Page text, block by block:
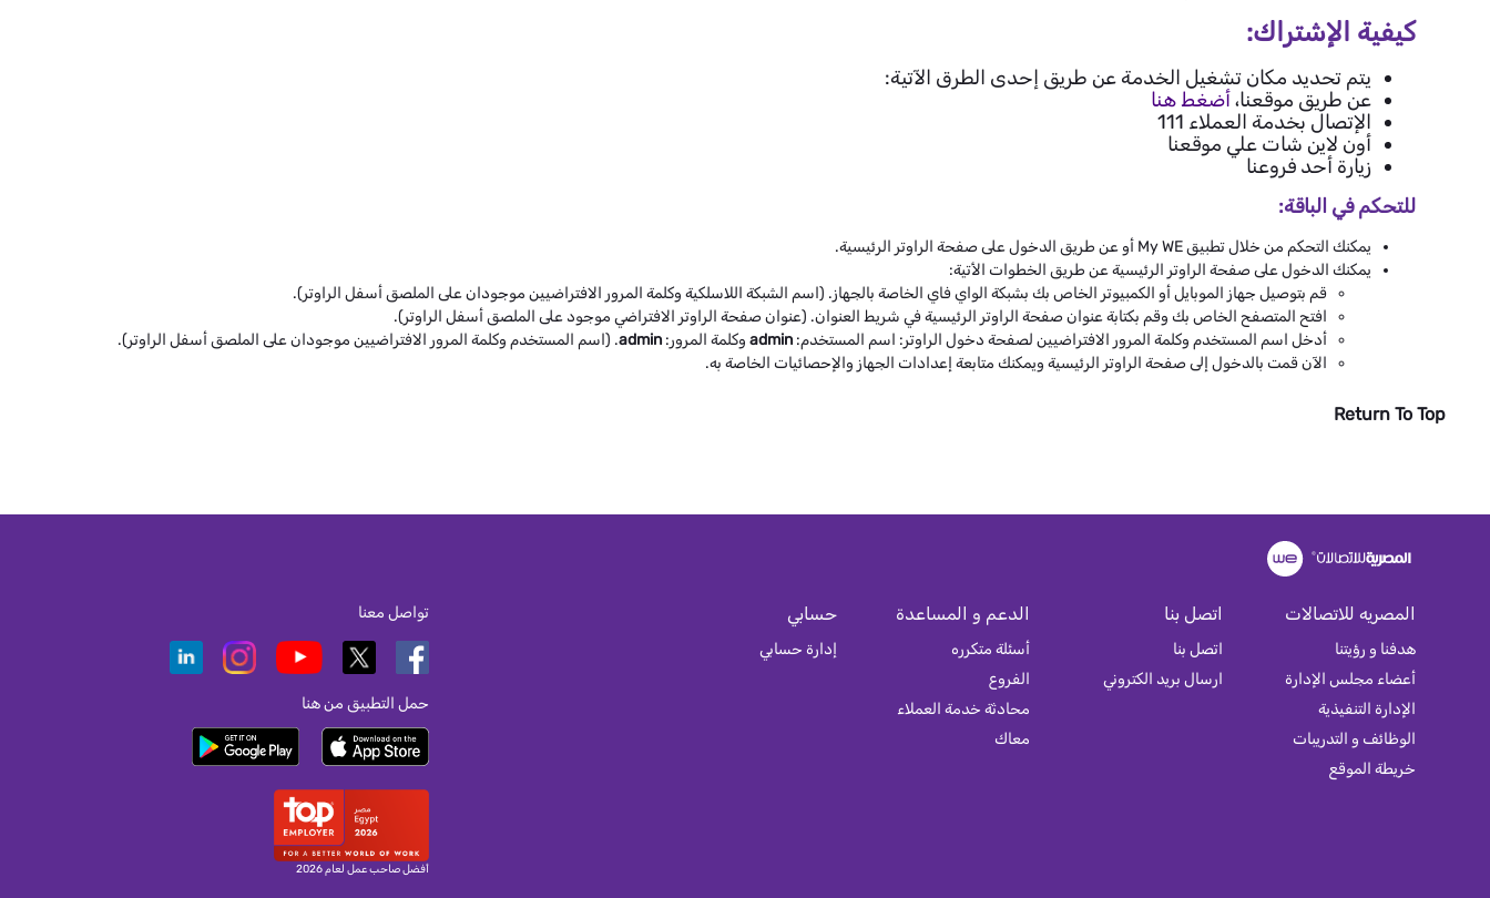
كيفية الإشتراك:
يتم تحديد مكان تشغيل الخدمة عن طريق إحدى الطرق الآتية:
عن طريق موقعنا،أضغط هنا
الإتصال بخدمة العملاء 111
أون لاين شات علي موقعنا
زيارة أحد فروعنا
للتحكم في الباقة:
يمكنك التحكم من خلال تطبيق My WE أو عن طريق الدخول على صفحة الراوتر الرئيسية.
يمكنك الدخول على صفحة الراوتر الرئيسية عن طريق الخطوات الأتية:
قم بتوصيل جهاز الموبايل أو الكمبيوتر الخاص بك بشبكة الواي فاي الخاصة بالجهاز. (اسم الشبكة اللاسلكية وكلمة المرور الافتراضيين موجودان على الملصق أسفل الراوتر).
افتح المتصفح الخاص بك وقم بكتابة عنوان صفحة الراوتر الرئيسية في شريط العنوان. (عنوان صفحة الراوتر الافتراضي موجود على الملصق أسفل الراوتر).
أدخل اسم المستخدم وكلمة المرور الافتراضيين لصفحة دخول الراوتر: اسم المستخدم: admin وكلمة المرور: admin. (اسم المستخدم وكلمة المرور الافتراضيين موجودان على الملصق أسفل الراوتر).
الآن قمت بالدخول إلى صفحة الراوتر الرئيسية ويمكنك متابعة إعدادات الجهاز والإحصائيات الخاصة به.
Return To Top
المصريه للاتصالات
هدفنا و رؤيتنا
أعضاء مجلس الإدارة
الإدارة التنفيذية
الوظائف و التدريبات
خريطة الموقع
اتصل بنا
اتصل بنا
ارسال بريد الكتروني
الدعم و المساعدة
أسئلة متكرره
الفروع
محادثة خدمة العملاء
معاك
حسابي
إدارة حسابي
تواصل معنا
حمل التطبيق من هنا
أفضل صاحب عمل لعام 2026